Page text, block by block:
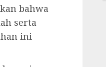
bahwa
serta
ini